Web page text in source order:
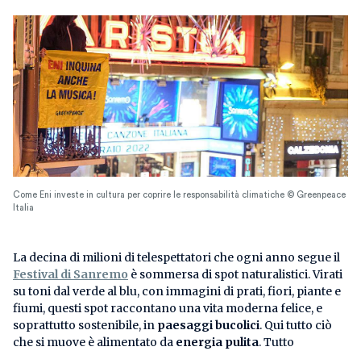
Come Eni investe in cultura per coprire le responsabilità climatiche © Greenpeace
Italia
La decina di milioni di telespettatori che ogni anno segue il
Festival di Sanremo è sommersa di spot naturalistici. Virati
su toni dal verde al blu, con immagini di prati, fiori, piante e
fiumi, questi spot raccontano una vita moderna felice, e
soprattutto sostenibile, in paesaggi bucolici. Qui tutto ciò
che si muove è alimentato da energia pulita. Tutto